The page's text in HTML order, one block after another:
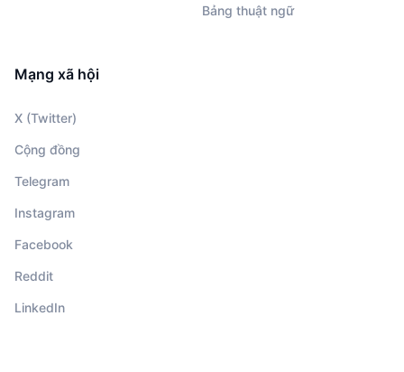
Bảng thuật ngữ
Mạng xã hội
X (Twitter)
Cộng đồng
Telegram
Instagram
Facebook
Reddit
LinkedIn